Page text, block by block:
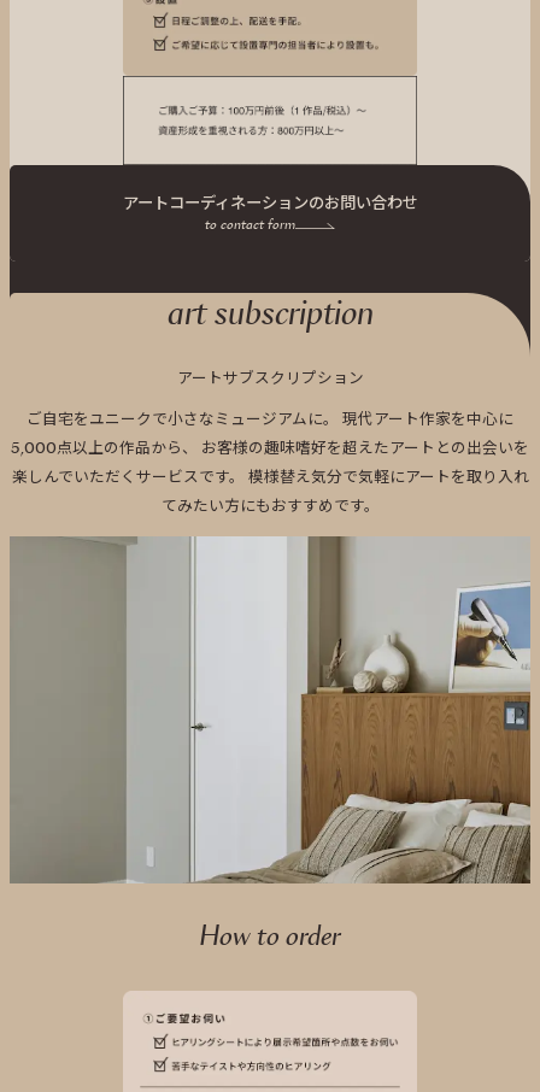
アートコーディネーションのお問い合わせ
to contact form
art subscription
アートサブスクリプション
ご自宅をユニークで小さなミュージアムに。 現代アート作家を中心に
5,000点以上の作品から、 お客様の趣味嗜好を超えたアートとの出会いを
楽しんでいただくサービスです。 模様替え気分で気軽にアートを取り入れ
てみたい方にもおすすめです。
How to order